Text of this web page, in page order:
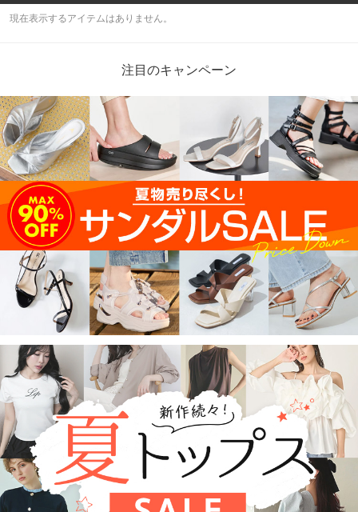
現在表示するアイテムはありません。
注目のキャンペーン